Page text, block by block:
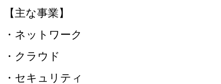
【主な事業】
・ネットワーク
・クラウド
・セキュリティ